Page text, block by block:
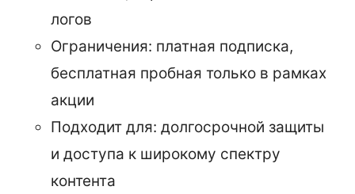
логов
Ограничения: платная подписка,
бесплатная пробная только в рамках
акции
Подходит для: долгосрочной защиты
и доступа к широкому спектру
контентa